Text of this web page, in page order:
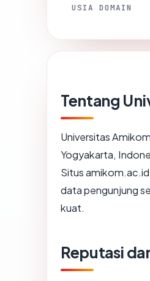
USIA DOMAIN
Tentang
Universitas
Yogyakarta,
Situs
data pengunjung
kuat.
Reputasi